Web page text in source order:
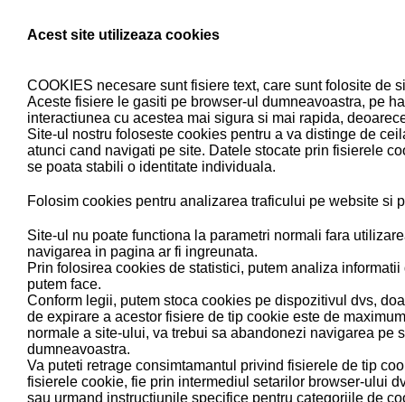
Acest site utilizeaza cookies
COOKIES necesare sunt fisiere text, care sunt folosite de
Aceste fisiere le gasiti pe browser-ul dumneavoastra, pe
interactiunea cu acestea mai sigura si mai rapida,
Site-ul nostru foloseste cookies pentru a va distinge de
atunci cand navigati pe site. Datele stocate prin fisierele
se poata stabili o identitate individuala.
Folosim cookies pentru analizarea traficului pe website si
Site-ul nu poate functiona la parametri normali fara
navigarea in pagina ar fi ingreunata.
Prin folosirea cookies de statistici, putem analiza
putem face.
Conform legii, putem stoca cookies pe dispozitivul dvs,
de expirare a acestor fisiere de tip cookie este de
normale a site-ului, va trebui sa abandonezi navigarea pe
dumneavoastra.
Va puteti retrage consimtamantul privind fisierele de tip
fisierele cookie, fie prin intermediul setarilor browser-ului
sau urmand instructiunile specifice pentru categoriile de